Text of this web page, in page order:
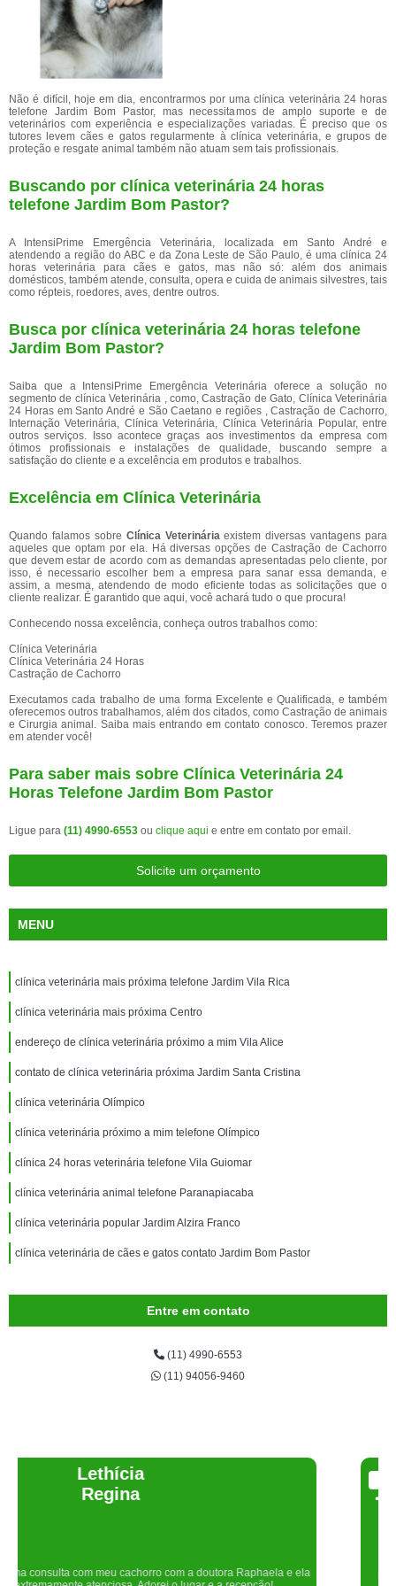
Não é difícil, hoje em dia, encontrarmos por uma clínica veterinária 24 horas
telefone Jardim Bom Pastor, mas necessitamos de amplo suporte e de
veterinários com experiência e especializações variadas. É preciso que os
tutores levem cães e gatos regularmente à clínica veterinária, e grupos de
proteção e resgate animal também não atuam sem tais profissionais.
Buscando por clínica veterinária 24 horas
telefone Jardim Bom Pastor?
A IntensiPrime Emergência Veterinária, localizada em Santo André e
atendendo a região do ABC e da Zona Leste de São Paulo, é uma clínica 24
horas veterinária para cães e gatos, mas não só: além dos animais
domésticos, também atende, consulta, opera e cuida de animais silvestres, tais
como répteis, roedores, aves, dentre outros.
Busca por clínica veterinária 24 horas telefone
Jardim Bom Pastor?
Saiba que a IntensiPrime Emergência Veterinária oferece a solução no
segmento de clínica Veterinária , como, Castração de Gato, Clínica Veterinária
24 Horas em Santo André e São Caetano e regiões , Castração de Cachorro,
Internação Veterinária, Clínica Veterinária, Clínica Veterinária Popular, entre
outros serviços. Isso acontece graças aos investimentos da empresa com
ótimos profissionais e instalações de qualidade, buscando sempre a
satisfação do cliente e a excelência em produtos e trabalhos.
Excelência em Clínica Veterinária
Quando falamos sobre Clínica Veterináriaexistem diversas vantagens para
aqueles que optam por ela. Há diversas opções de Castração de Cachorro
que devem estar de acordo com as demandas apresentadas pelo cliente, por
isso, é necessario escolher bem a empresa para sanar essa demanda, e
assim, a mesma, atendendo de modo eficiente todas as solicitações que o
cliente realizar. É garantido que aqui, você achará tudo o que procura!
Conhecendo nossa excelência, conheça outros trabalhos como:
Clínica Veterinária
Clínica Veterinária 24 Horas
Castração de Cachorro
Executamos cada trabalho de uma forma Excelente e Qualificada, e também
oferecemos outros trabalhamos, além dos citados, como Castração de animais
e Cirurgia animal. Saiba mais entrando em contato conosco. Teremos prazer
em atender você!
Para saber mais sobre Clínica Veterinária 24
Horas Telefone Jardim Bom Pastor
Ligue para (11) 4990-6553 ou clique aqui e entre em contato por email.
Solicite um orçamento
MENU
clínica veterinária mais próxima telefone Jardim Vila Rica
clínica veterinária mais próxima Centro
endereço de clínica veterinária próximo a mim Vila Alice
contato de clínica veterinária próxima Jardim Santa Cristina
clínica veterinária Olímpico
clínica veterinária próximo a mim telefone Olímpico
clínica 24 horas veterinária telefone Vila Guiomar
clínica veterinária animal telefone Paranapiacaba
clínica veterinária popular Jardim Alzira Franco
clínica veterinária de cães e gatos contato Jardim Bom Pastor
Entre em contato
(11) 4990-6553
(11) 94056-9460
Joelma Lilian
Um lugar maravilhoso. Sempre serei grata pelo que fizeram por nós!